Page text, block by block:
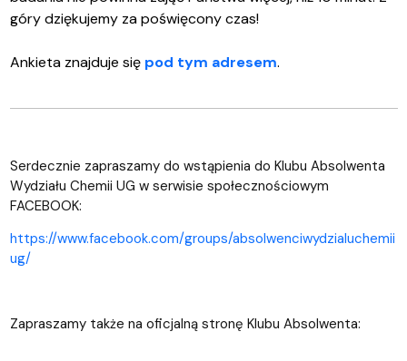
góry dziękujemy za poświęcony czas!
Ankieta znajduje się pod tym adresem.
Serdecznie zapraszamy do wstąpienia do Klubu Absolwenta
Wydziału Chemii UG w serwisie społecznościowym
FACEBOOK:
https://www.facebook.com/groups/absolwenciwydzialuchemii
ug/
Zapraszamy także na oficjalną stronę Klubu Absolwenta: